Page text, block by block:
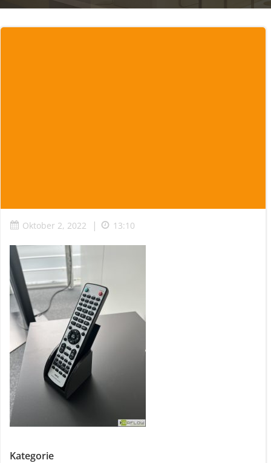
Oktober 2, 2022 | 13:10
Kategorie